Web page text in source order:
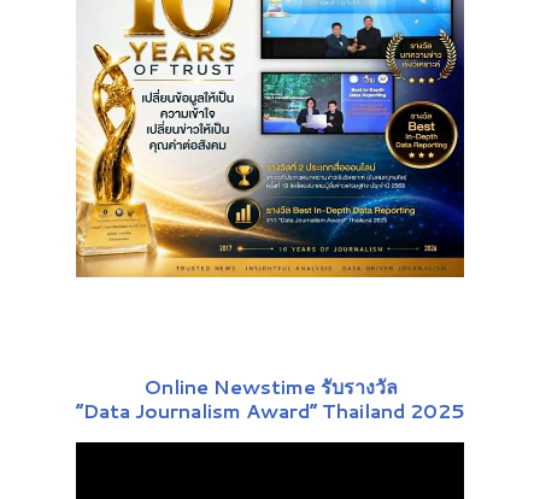
Online Newstime รับรางวัล
“Data Journalism Award” Thailand 2025